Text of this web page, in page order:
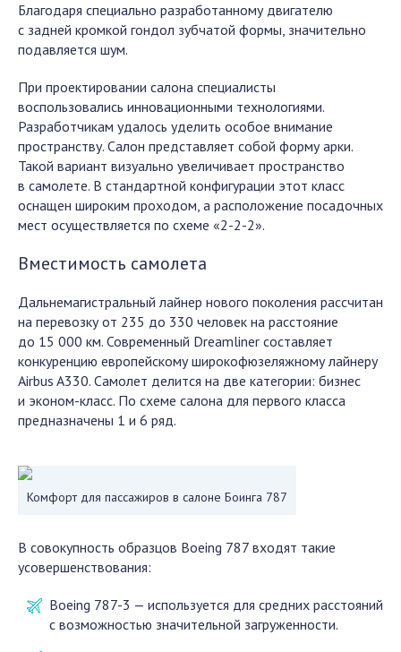
Благодаря специально разработанному двигателю
с задней кромкой гондол зубчатой формы, значительно
подавляется шум.
При проектировании салона специалисты
воспользовались инновационными технологиями.
Разработчикам удалось уделить особое внимание
пространству. Салон представляет собой форму арки.
Такой вариант визуально увеличивает пространство
в самолете. В стандартной конфигурации этот класс
оснащен широким проходом, а расположение посадочных
мест осуществляется по схеме «2-2-2».
Вместимость самолета
Дальнемагистральный лайнер нового поколения рассчитан
на перевозку от 235 до 330 человек на расстояние
до 15 000 км. Современный Dreamliner составляет
конкуренцию европейскому широкофюзеляжному лайнеру
Airbus A330. Самолет делится на две категории: бизнес
и эконом-класс. По схеме салона для первого класса
предназначены 1 и 6 ряд.
Комфорт для пассажиров в салоне Боинга 787
В совокупность образцов Boeing 787 входят такие
усовершенствования:
Boeing 787-3 — используется для средних расстояний
с возможностью значительной загруженности.